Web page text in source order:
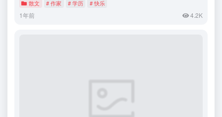
散文 # 作家 # 学历 # 快乐
1年前 4.2K